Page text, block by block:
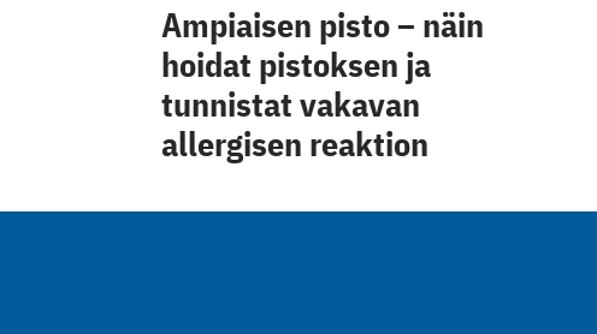
Ampiaisen pisto – näin
hoidat pistoksen ja
tunnistat vakavan
allergisen reaktion